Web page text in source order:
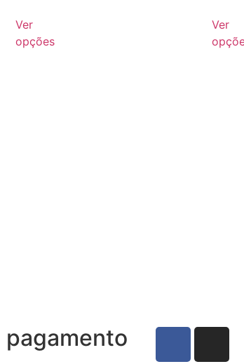
Ver
opções
Ver
pagamento